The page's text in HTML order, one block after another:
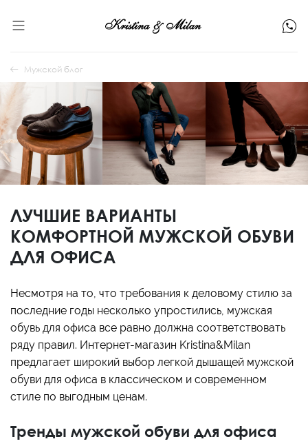
Мужской блог
ЛУЧШИЕ ВАРИАНТЫ
КОМФОРТНОЙ МУЖСКОЙ ОБУВИ
ДЛЯ ОФИСА
Несмотря на то, что требования к деловому стилю за
последние годы несколько упростились, мужская
обувь для офиса все равно должна соответствовать
ряду правил. Интернет-магазин Kristina&Milan
предлагает широкий выбор легкой дышащей мужской
обуви для офиса в классическом и современном
стиле по выгодным ценам.
Тренды мужской обуви для офиса